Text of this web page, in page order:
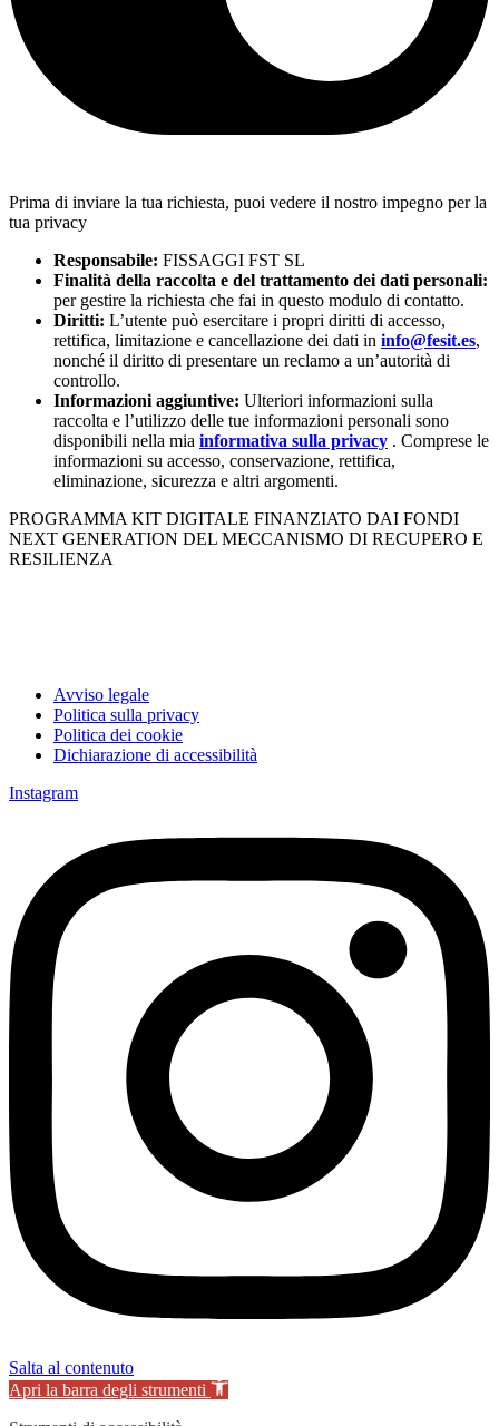
Prima di inviare la tua richiesta, puoi vedere il nostro impegno per la
tua privacy
Responsabile: FISSAGGI FST SL
Finalità della raccolta e del trattamento dei dati personali:
per gestire la richiesta che fai in questo modulo di contatto.
Diritti: L’utente può esercitare i propri diritti di accesso,
rettifica, limitazione e cancellazione dei dati in info@fesit.es,
nonché il diritto di presentare un reclamo a un’autorità di
controllo.
Informazioni aggiuntive: Ulteriori informazioni sulla
raccolta e l’utilizzo delle tue informazioni personali sono
disponibili nella mia informativa sulla privacy . Comprese le
informazioni su accesso, conservazione, rettifica,
eliminazione, sicurezza e altri argomenti.
PROGRAMMA KIT DIGITALE FINANZIATO DAI FONDI
NEXT GENERATION DEL MECCANISMO DI RECUPERO E
RESILIENZA
Avviso legale
Politica sulla privacy
Politica dei cookie
Dichiarazione di accessibilità
Instagram
Salta al contenuto
Apri la barra degli strumenti